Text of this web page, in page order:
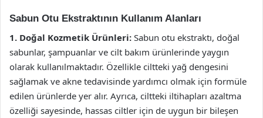
Sabun Otu Ekstraktının Kullanım Alanları
1. Doğal Kozmetik Ürünleri: Sabun otu ekstraktı, doğal
sabunlar, şampuanlar ve cilt bakım ürünlerinde yaygın
olarak kullanılmaktadır. Özellikle ciltteki yağ dengesini
sağlamak ve akne tedavisinde yardımcı olmak için formüle
edilen ürünlerde yer alır. Ayrıca, ciltteki iltihapları azaltma
özelliği sayesinde, hassas ciltler için de uygun bir bileşen